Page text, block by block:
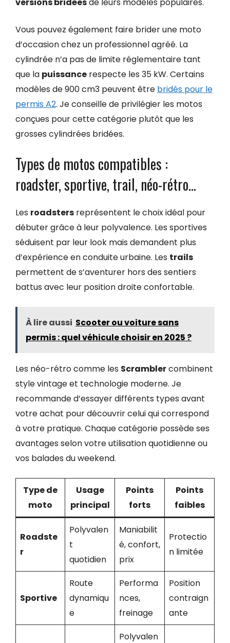
Vous pouvez également faire brider une moto
d’occasion chez un professionnel agréé. La
cylindrée n’a pas de limite réglementaire tant
que la puissance respecte les 35 kW. Certains
modèles de 900 cm3 peuvent être bridés pour le
permis A2. Je conseille de privilégier les motos
conçues pour cette catégorie plutôt que les
grosses cylindrées bridées.
Types de motos compatibles :
roadster, sportive, trail, néo-rétro…
Les roadsters représentent le choix idéal pour
débuter grâce à leur polyvalence. Les sportives
séduisent par leur look mais demandent plus
d’expérience en conduite urbaine. Les trails
permettent de s’aventurer hors des sentiers
battus avec leur position droite confortable.
À lire aussi Scooter ou voiture sans
permis : quel véhicule choisir en 2025 ?
Les néo-rétro comme les Scramblercombinent
style vintage et technologie moderne. Je
recommande d’essayer différents types avant
votre achat pour découvrir celui qui correspond
à votre pratique. Chaque catégorie possède ses
avantages selon votre utilisation quotidienne ou
vos balades du weekend.
Type de
moto
Usage
principal
Points
forts
Points
faibles
Roadste
r
Polyvalen
t
quotidien
Maniabilit
é, confort,
prix
Protectio
n limitée
Sportive
Route
dynamiqu
e
Performa
nces,
freinage
Position
contraign
ante
Polyvalen